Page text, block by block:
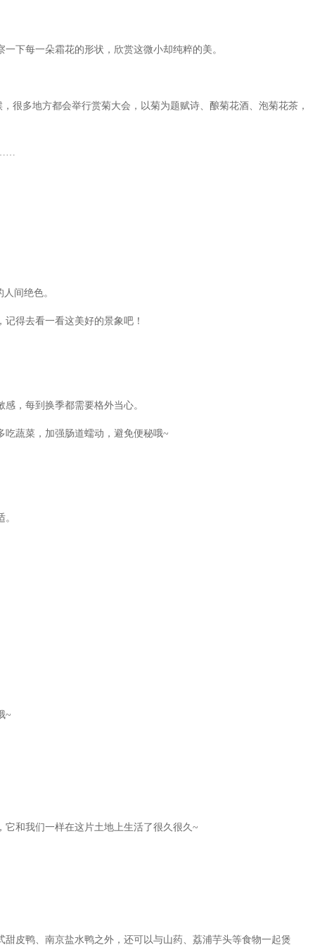
下每一朵霜花的形状，欣赏这微小却纯粹的美。
多地方都会举行赏菊大会，以菊为题赋诗、酿菊花酒、泡菊花茶，
间绝色。
得去看一看这美好的景象吧！
，每到换季都需要格外当心。
蔬菜，加强肠道蠕动，避免便秘哦~
~
和我们一样在这片土地上生活了很久很久~
皮鸭、南京盐水鸭之外，还可以与山药、荔浦芋头等食物一起煲